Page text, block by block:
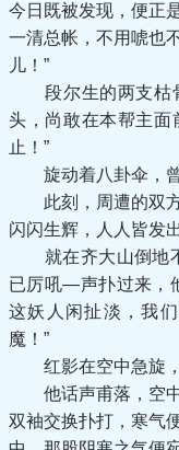
今日既被发现，便正
一清总帐，不用唬也
儿！”
段尔生的两支枯骨
头，尚敢在本帮主面
止！”
旋动着八卦伞，曾
此刻，周遭的双方
闪闪生辉，人人皆
就在齐大山倒地不
已厉吼—声扑过来，
这妖人闲扯淡，我
魔！”
红影在空中急旋，
他话声甫落，空中
双袖交换扑打，寒气